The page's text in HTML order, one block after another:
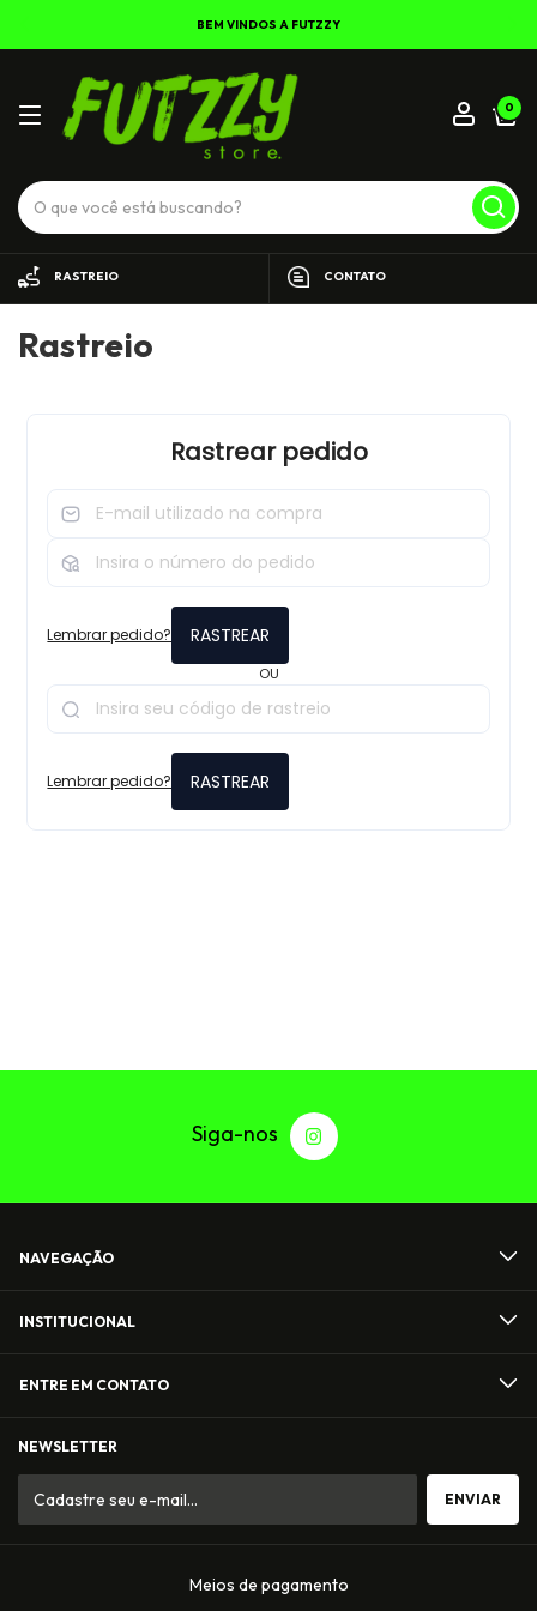
BEM VINDOS A FUTZZY
0
RASTREIO CONTATO
Rastreio
Rastrear pedido
Lembrar pedido? RASTREAR
OU
Lembrar pedido? RASTREAR
NAVEGAÇÃO
INSTITUCIONAL
ENTRE EM CONTATO
NEWSLETTER
Meios de pagamento